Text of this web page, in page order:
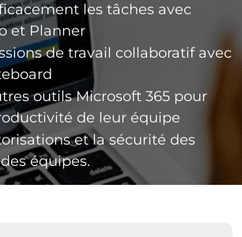
les tâches avec
et Planner
de travail collaboratif avec
outils Microsoft 365 pour
de leur équipe
et la sécurité des
équipes.